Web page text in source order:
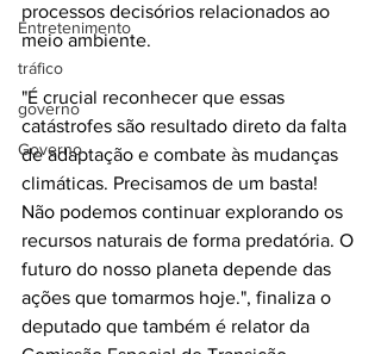
Entretenimento
tráfico
governo
Governo
processos decisórios relacionados ao
meio ambiente.
"É crucial reconhecer que essas
catástrofes são resultado direto da falta
de adaptação e combate às mudanças
climáticas. Precisamos de um basta!
Não podemos continuar explorando os
recursos naturais de forma predatória. O
futuro do nosso planeta depende das
ações que tomarmos hoje.", finaliza o
deputado que também é relator da